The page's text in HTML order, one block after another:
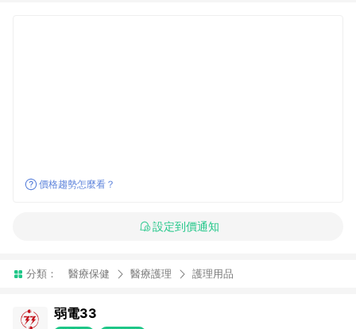
價格趨勢怎麼看？
設定到價通知
分類： 醫療保健 醫療護理 護理用品
弱電33